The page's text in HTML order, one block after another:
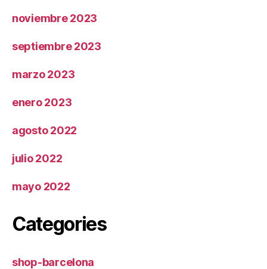
noviembre 2023
septiembre 2023
marzo 2023
enero 2023
agosto 2022
julio 2022
mayo 2022
Categories
shop-barcelona